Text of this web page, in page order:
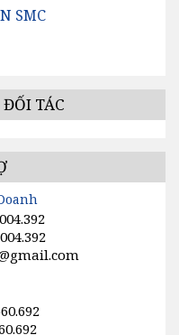
SMC
SMC
SUẤT SMC
ÁP SMC
SMC
HỒ KHÍ SMC
SMC
TÁC